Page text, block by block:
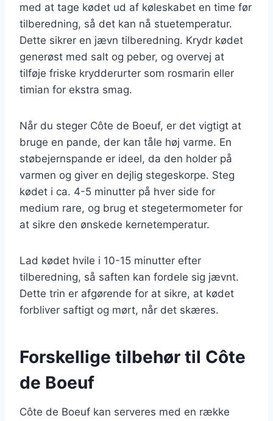
med at tage kødet ud af køleskabet en time før
tilberedning, så det kan nå stuetemperatur.
Dette sikrer en jævn tilberedning. Krydr kødet
generøst med salt og peber, og overvej at
tilføje friske krydderurter som rosmarin eller
timian for ekstra smag.
Når du steger Côte de Boeuf, er det vigtigt at
bruge en pande, der kan tåle høj varme. En
støbejernspande er ideel, da den holder på
varmen og giver en dejlig stegeskorpe. Steg
kødet i ca. 4-5 minutter på hver side for
medium rare, og brug et stegetermometer for
at sikre den ønskede kernetemperatur.
Lad kødet hvile i 10-15 minutter efter
tilberedning, så saften kan fordele sig jævnt.
Dette trin er afgørende for at sikre, at kødet
forbliver saftigt og mørt, når det skæres.
Forskellige tilbehør til Côte
de Boeuf
Côte de Boeuf kan serveres med en række